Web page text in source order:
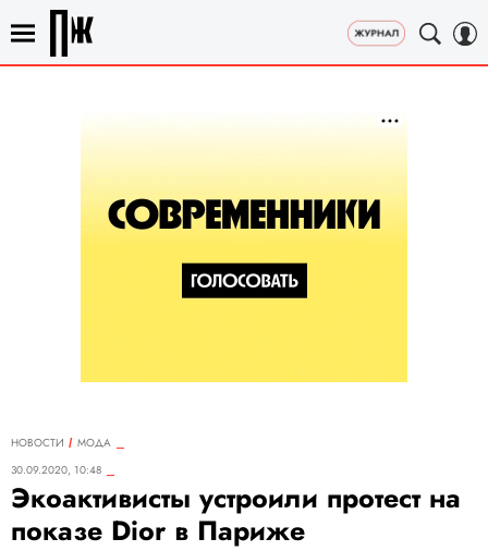
НОВОСТИ
МОДА
30.09.2020, 10:48
Экоактивисты устроили протест на
показе Dior в Париже